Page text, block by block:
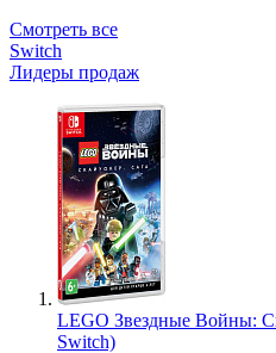
Смотреть все
Switch
Лидеры продаж
LEGO Звездные Войны:
Switch)